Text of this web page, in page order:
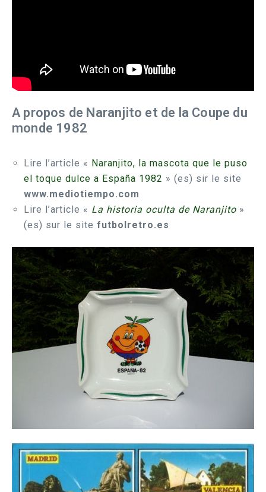
A propos de Naranjito et de la Coupe du
monde 1982
Lire l’article « Naranjito, la mascota que le puso
el toque dulce a España 1982 » (es) sir le site
www.mediotiempo.com
Lire l’article « La historia oculta de Naranjito »
(es) sur le site futbolretro.es